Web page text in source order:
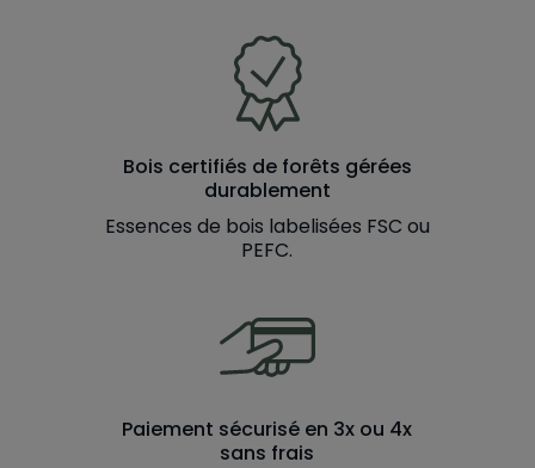
Bois certifiés de forêts gérées
durablement
Essences de bois labelisées FSC ou
PEFC.
Paiement sécurisé en 3x ou 4x
sans frais